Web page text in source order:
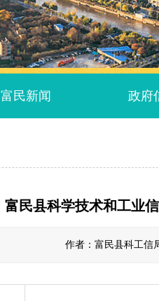
富民新闻 政府
富民县科学技术和工业
作者：富民县科工